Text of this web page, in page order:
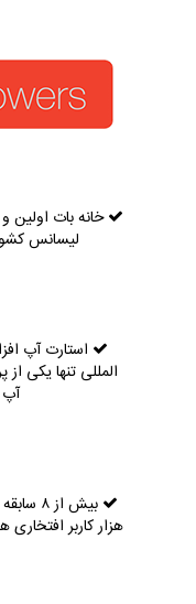
خانه بات اولین
لیسانس
استارت آپ
هزار کاربر